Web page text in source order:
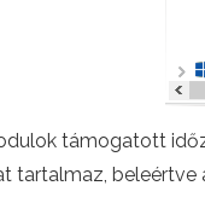
támogatott
tartalmaz, beleértve